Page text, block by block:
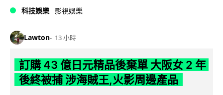
科技娛樂 影視娛樂
Lawton 13 小時
訂購 43 億日元精品後棄單 大阪女 2 年
後終被捕 涉海賊王,火影周邊產品